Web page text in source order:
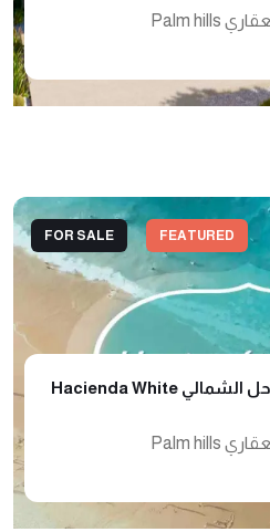
شركة بالم هيلز للتطوير العقاري Palm hills
FEATURED
FOR SALE
قرية هاسيندا وايت الساحل الشمالي Hacienda White
شركة بالم هيلز للتطوير العقاري Palm hills